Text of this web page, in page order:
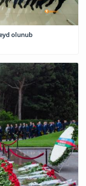
olunub